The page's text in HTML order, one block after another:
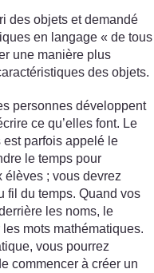
des objets et demandé
en langage « de tous
une manière plus
des objets.
personnes développent
ce qu’elles font. Le
est parfois appelé le
le temps pour
élèves ; vous devrez
fil du temps. Quand vos
les noms, le
mots mathématiques.
vous pourrez
commencer à créer un